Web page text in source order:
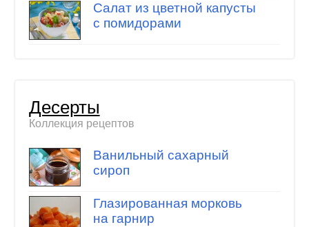
Салат из цветной капусты
с помидорами
Десерты
Коллекция рецептов
Ванильный сахарный
сироп
Глазированная морковь
на гарнир